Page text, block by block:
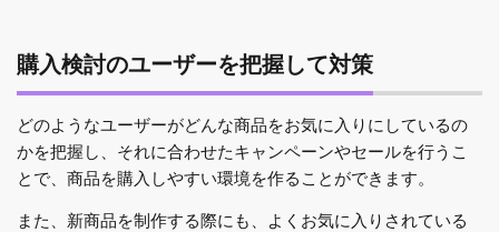
購入検討のユーザーを把握して対策
どのようなユーザーがどんな商品をお気に入りにしているの
かを把握し、それに合わせたキャンペーンやセールを行うこ
とで、商品を購入しやすい環境を作ることができます。
また、新商品を制作する際にも、よくお気に入りされている